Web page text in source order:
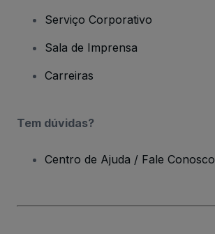
Serviço Corporativo
Sala de Imprensa
Carreiras
Tem dúvidas?
Centro de Ajuda / Fale Conosco